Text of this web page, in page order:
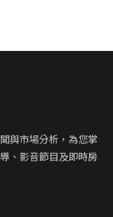
與市場分析，為您掌
、影音節目及即時房